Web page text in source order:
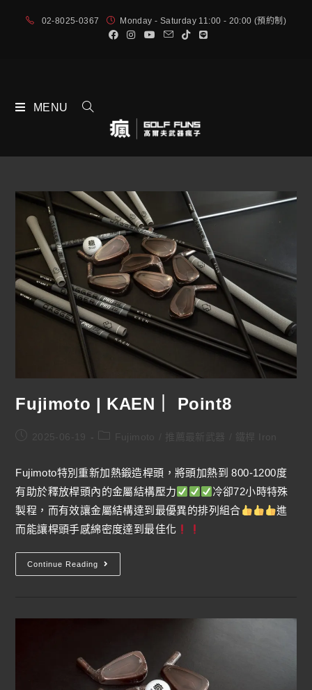
02-8025-0367 Monday - Saturday 11:00 - 20:00 (預約制)
MENU
Fujimoto | KAEN｜ Point8
2025-06-19 鐵桿 Iron
Fujimoto特別重新加熱鍛造桿頭，將頭加熱到 800-1200度
有助於釋放桿頭內的金屬結構壓力
冷卻72小時特殊
製程，而有效讓金屬結構達到最優異的排列組合
進
而能讓桿頭手感綿密度達到最佳化
Continue Reading